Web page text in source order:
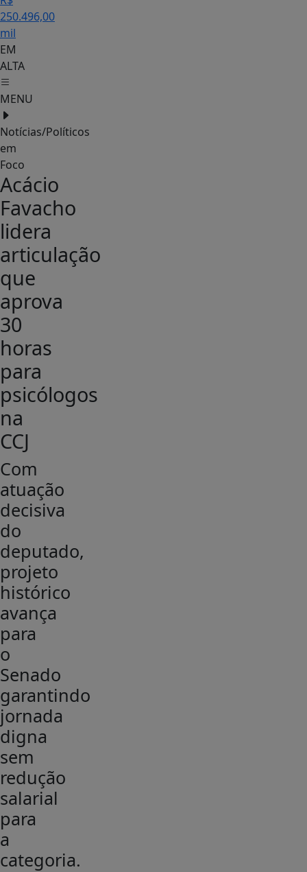
250.496,00
mil
EM
ALTA
MENU
Notícias/Políticos
em
Foco
Acácio
Favacho
lidera
articulação
que
aprova
30
horas
para
psicólogos
na
CCJ
Com
atuação
decisiva
do
deputado,
projeto
histórico
avança
para
o
Senado
garantindo
jornada
digna
sem
redução
salarial
para
a
categoria.